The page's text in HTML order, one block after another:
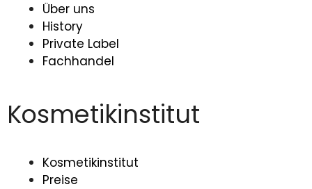
Über uns
History
Private Label
Fachhandel
Kosmetikinstitut
Kosmetikinstitut
Preise